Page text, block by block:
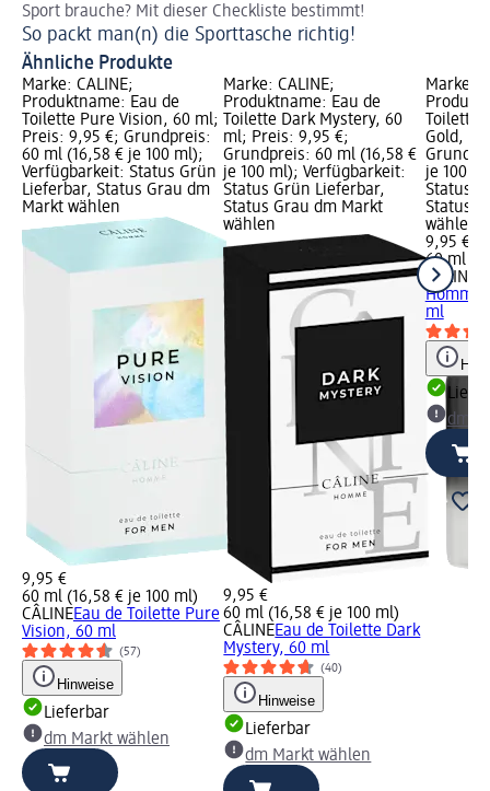
Sport brauche? Mit dieser Checkliste bestimmt!
So packt man(n) die Sporttasche richtig!
Ähnliche Produkte
Marke: CÂLINE;
Produktname: Eau de
Toilette Pure Vision, 60 ml;
Preis: 9,95 €; Grundpreis:
60 ml (16,58 € je 100 ml);
Verfügbarkeit: Status Grün
Lieferbar, Status Grau dm
Markt wählen
9,95 €
60 ml (16,58 € je 100 ml)
CÂLINEEau de Toilette Pure
Vision, 60 ml
(57)
Hinweise
Lieferbar
dm Markt wählen
Marke: CÂLINE;
Produktname: Eau de
Toilette Dark Mystery, 60
ml; Preis: 9,95 €;
Grundpreis: 60 ml (16,58 €
je 100 ml); Verfügbarkeit:
Status Grün Lieferbar,
Status Grau dm Markt
wählen
9,95 €
60 ml (16,58 € je 100 ml)
CÂLINEEau de Toilette Dark
Mystery, 60 ml
(40)
Hinweise
Lieferbar
dm Markt wählen
Marke:
Toilette
Gold,
je 100
Status
Status
wählen
9,95 €
60 ml
CÂLINE
Homme
ml
dm